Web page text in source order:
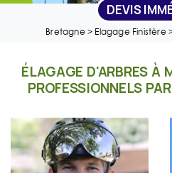
DEVIS
Bretagne> Elagage Finistère
ÉLAGAGE D'ARBRES À
PROFESSIONNELS